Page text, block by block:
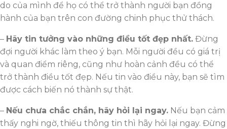
do của mình để họ có thể trở thành người bạn đồng
hành của bạn trên con đường chinh phục thử thách.
– Hãy tin tưởng vào những điều tốt đẹp nhất. Đừng
đợi người khác làm theo ý bạn. Mỗi người đều có giá trị
và quan điểm riêng, cũng như hoàn cảnh đều có thể
trở thành điều tốt đẹp. Nếu tin vào điều này, bạn sẽ tìm
được cách biến nó thành sự thật.
– Nếu chưa chắc chắn, hãy hỏi lại ngay. Nếu bạn cảm
thấy nghi ngờ, thiếu thông tin thì hãy hỏi lại ngay. Đừng